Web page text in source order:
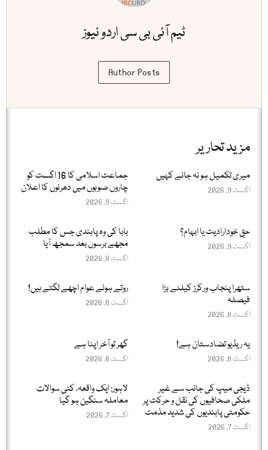
ٹیم آئی بی سی اردو نیوز
Author Posts
مزید تحاریر
میری تکمیل ہو نہ جائے کہیں
اگست 9, 2026
جماعت اسلامی کا 16 اگست کو
چاروں صوبوں میں دھرنوں کا اعلان
اگست 9, 2026
حقِ خودارادیت یا ابہام؟
اگست 9, 2026
بابا کی وہ پابندی جس کا مطلب
مجھے برسوں بعد سمجھ آیا
اگست 8, 2026
ستھرا پنجاب ورکرز کیلئے بڑا
فیصلہ
اگست 8, 2026
روتے ہوئے عوام اچھے لگتے ہیں!
اگست 8, 2026
یہ ریڈیو تضادستان ہے!
اگست 8, 2026
گھر تو آخر اپنا ہے
اگست 8, 2026
ڈیجی میپ کی جانب سے غیر
ملکی صحافیوں کی نقل و حرکت پر
حکومتی پابندیوں کی شدید مذمت
اگست 7, 2026
لاہور: ایک واقعہ، کئی سوالات
معاملہ سنگین ہو گیا
اگست 7, 2026